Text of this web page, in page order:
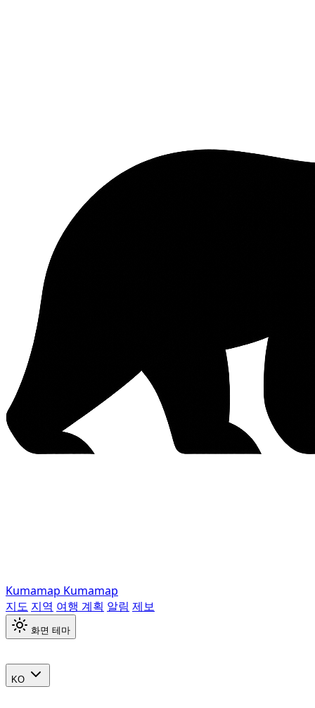
Kumamap Kumamap
지도 지역 여행 계획 알림 제보
화면 테마
KO